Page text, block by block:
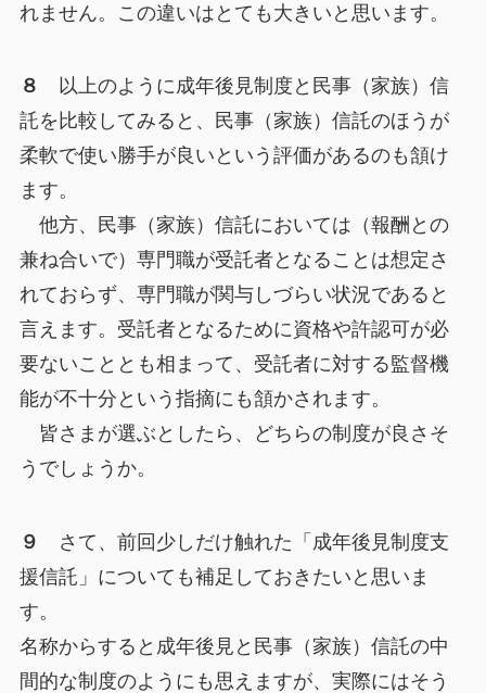
れません。この違いはとても大きいと思います。
８
以上のように成年後見制度と民事（家族）信
託を比較してみると、民事（家族）信託のほうが
柔軟で使い勝手が良いという評価があるのも頷け
ます。
他方、民事（家族）信託においては（報酬との
兼ね合いで）専門職が受託者となることは想定さ
れておらず、専門職が関与しづらい状況であると
言えます。受託者となるために資格や許認可が必
要ないこととも相まって、受託者に対する監督機
能が不十分という指摘にも頷かされます。
皆さまが選ぶとしたら、どちらの制度が良さそ
うでしょうか。
９
さて、前回少しだけ触れた「成年後見制度支
援信託」についても補足しておきたいと思いま
す。
名称からすると成年後見と民事（家族）信託の中
間的な制度のようにも思えますが、実際にはそう